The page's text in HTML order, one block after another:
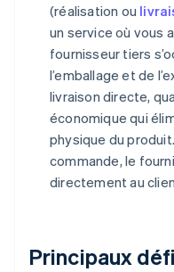
(réalisation ou
un service où vous
fournisseur tiers
l’emballage et de
livraison directe,
économique qui
physique du
commande, le
directement au
Principaux